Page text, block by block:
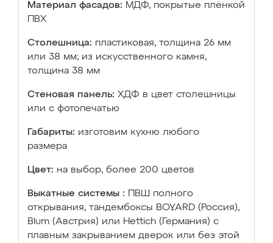
Материал фасадов: МДФ, покрытые плёнкой
ПВХ
Столешница: пластиковая, толщина 26 мм
или 38 мм; из искусственного камня,
толщина 38 мм
Стеновая панель: ХДФ в цвет столешницы
или с фотопечатью
Габариты: изготовим кухню любого
размера
Цвет: на выбор, более 200 цветов
Выкатные системы :
ПВШ полного
открывания, тандембоксы BOYARD (Россия),
Blum (Австрия) или Hettich (Германия) с
плавным закрыванием дверок или без этой